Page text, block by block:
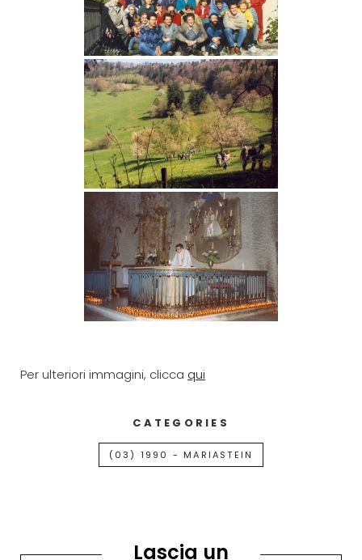
Per ulteriori immagini, clicca qui
CATEGORIES
(03) 1990 - MARIASTEIN
Lascia un